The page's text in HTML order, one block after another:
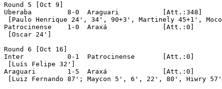
Round 5 [Oct 9]
Uberaba		8-0  Araguari		[Att.:348]
[Paulo Henrique 24', 34', 90+3', Martinely 45+1',
Patrocinense	1-0  Araxá		[Att.:0]
[Oscar 24']
Round 6 [Oct 16]
Inter		0-1  Patrocinense	[Att.:0]
[Luís Felipe 32']
Araguari	1-5  Araxá		[Att.:0]
[Luiz Fernando 87'; Maycon 5', 6', 22', 80', Hiwry